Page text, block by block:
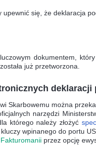
się, że deklaracja
dokumentem,
już przetworzona.
deklaracji
Skarbowemu można
narzędzi
którego należy złożyć
wpinanego do portu
przez opcję